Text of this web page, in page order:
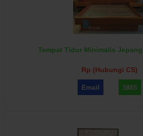
Tempat Tidur Minimalis
Rp (Hubungi CS)
Email SMS